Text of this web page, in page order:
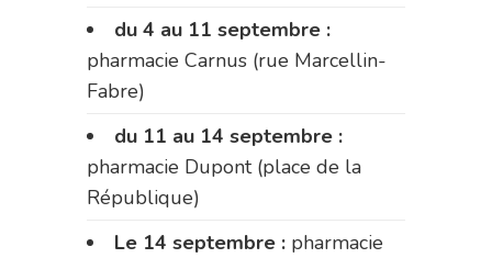
du 4 au 11 septembre :
pharmacie Carnus (rue Marcellin-
Fabre)
du 11 au 14 septembre :
pharmacie Dupont (place de la
République)
Le 14 septembre : pharmacie